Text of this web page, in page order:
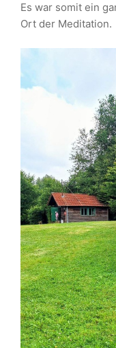
Es war somit ein
Ort der Meditation.